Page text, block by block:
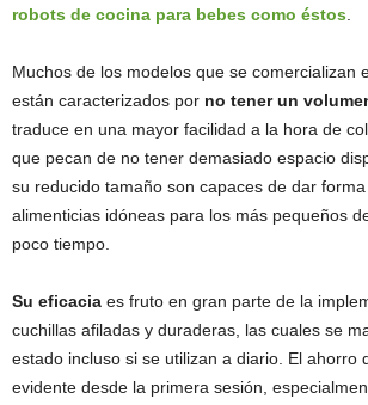
robots de cocina para bebes como éstos.
Muchos de los modelos que se comercializan
están caracterizados por no tener un
traduce en una mayor facilidad a la hora de
que pecan de no tener demasiado espacio
su reducido tamaño son capaces de dar
alimenticias idóneas para los más pequeños
poco tiempo.
Su eficacia es fruto en gran parte de la
cuchillas afiladas y duraderas, las cuales se
estado incluso si se utilizan a diario. El ahorro
evidente desde la primera sesión,